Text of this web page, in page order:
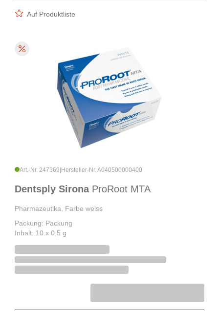
Auf Produktliste
Art.-Nr. 247369 Hersteller-Nr. A040500000400
Dentsply Sirona ProRoot MTA
Pharmazeutika, Farbe weiss
Packung: Packung
Inhalt: 10 x 0,5 g